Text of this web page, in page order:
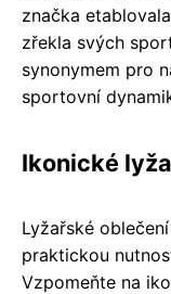
značka
zřekla svých
synonymem pro
sportovní
Ikonické
Lyžařské
praktickou
Vzpomeňte na